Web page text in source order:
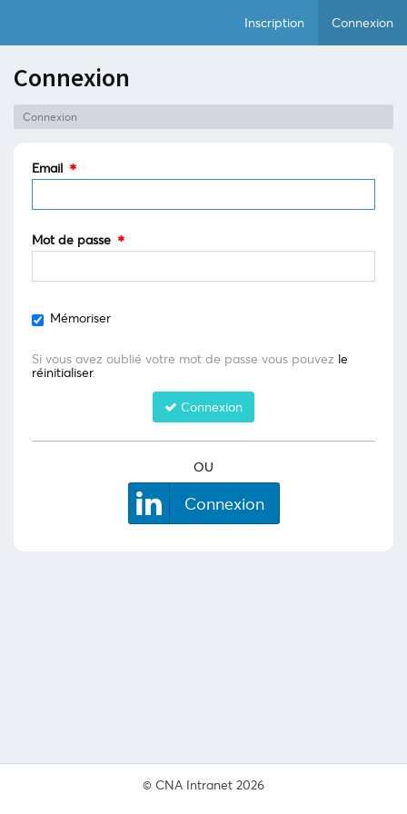
Inscription Connexion
Connexion
Connexion
Email
Mot de passe
Mémoriser
Si vous avez oublié votre mot de passe vous pouvez le
réinitialiser.
Connexion
OU
Connexion
© CNA Intranet 2026